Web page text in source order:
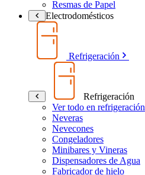
Resmas de Papel
Electrodomésticos
Refrigeración
Refrigeración
Ver todo en refrigeración
Neveras
Nevecones
Congeladores
Minibares y Vineras
Dispensadores de Agua
Fabricador de hielo